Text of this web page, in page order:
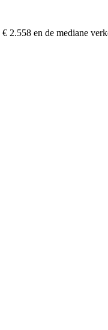
2.558 en de mediane